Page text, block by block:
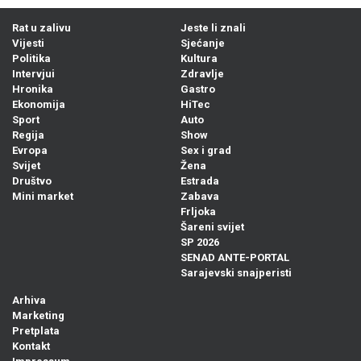
Rat u zalivu
Vijesti
Politika
Intervjui
Hronika
Ekonomija
Sport
Regija
Evropa
Svijet
Društvo
Mini market
Jeste li znali
Sjećanje
Kultura
Zdravlje
Gastro
HiTec
Auto
Show
Sex i grad
Žena
Estrada
Zabava
Frljoka
Šareni svijet
SP 2026
SENAD ANTE-PORTAL
Sarajevski snajperisti
Arhiva
Marketing
Pretplata
Kontakt